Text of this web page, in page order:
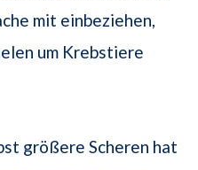
mit einbeziehen,
um Krebstiere
größere Scheren hat